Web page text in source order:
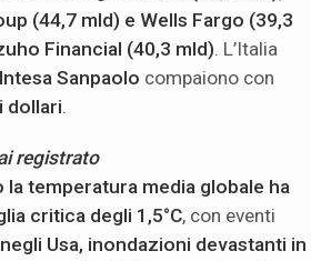
(44,7 mld) e Wells Fargo (39,3
Financial (40,3 mld). L’Italia
Sanpaolo compaiono con
dollari.
registrato
la temperatura media globale ha
critica degli 1,5°C, con eventi
Usa, inondazioni devastanti in